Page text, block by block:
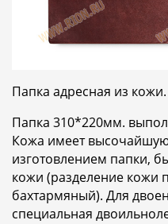
Папка адресная из кожи.
Папка 310*220мм.
Кожа имеет
изготовлением папки,
кожи (разделение кожи
бахтармяный). Для
специальная